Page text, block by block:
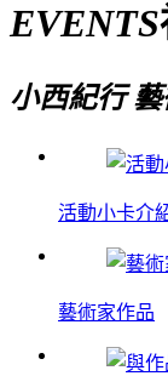
EVENTS
小西紀行
活動小卡介
藝術家作品